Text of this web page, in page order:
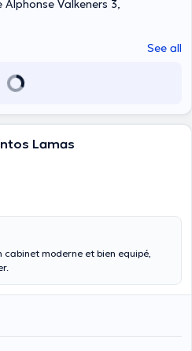
Valkeners 3,
See all
Lamas
cabinet moderne et bien equipé,